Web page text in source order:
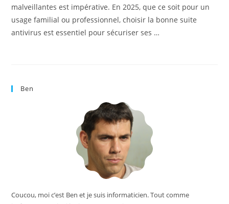
malveillantes est impérative. En 2025, que ce soit pour un
usage familial ou professionnel, choisir la bonne suite
antivirus est essentiel pour sécuriser ses …
Ben
Coucou, moi c’est Ben et je suis informaticien. Tout comme